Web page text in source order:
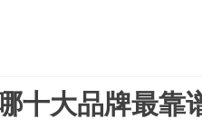
十大品牌最靠